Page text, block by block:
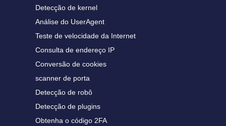
Detecção de kernel
Análise do UserAgent
Teste de velocidade da Internet
Consulta de endereço IP
Conversão de cookies
scanner de porta
Detecção de robô
Detecção de plugins
Obtenha o código 2FA